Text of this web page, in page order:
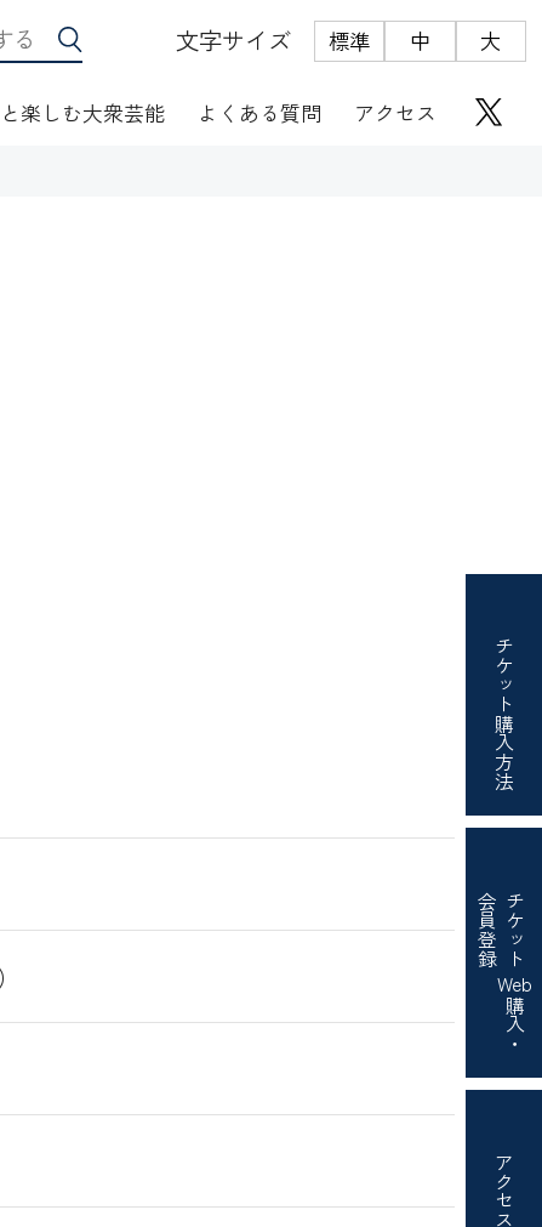
文字サイズ 標準 中 大
楽しむ大衆芸能 よくある質問 アクセス
チケット
購入方法
チケット
Web
購入・
会員登録
アクセス